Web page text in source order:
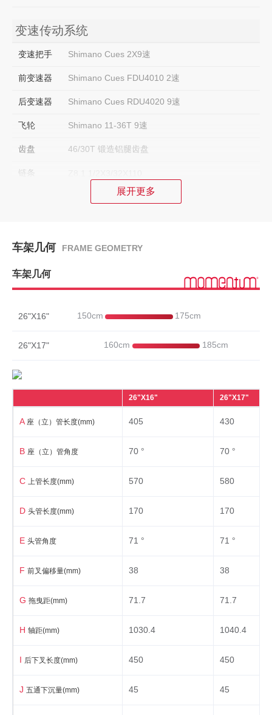
变速传动系统
变速把手 Shimano Cues 2X9速
前变速器 Shimano Cues FDU4010 2速
后变速器 Shimano Cues RDU4020 9速
飞轮 Shimano 11-36T 9速
齿盘 46/30T 锻造铝腿齿盘
链条
刹车
组件
座垫 舒适硅胶座垫
铝合金,30.9mm
把立
铝合金竖杆，高度可调，角度可调(-10~+50°) 前
轮圈 铝合金双层轮圈
花鼓 铝合金培林碟刹花鼓带快拆
其他
除，链盖，可充电锂电池前灯；
展开更多
车架几何 FRAME GEOMETRY
车架几何
26"X16" 150cm 175cm
26"X17" 160cm 185cm
26"X16" 26"X17"
A 座（立）管长度(mm) 405 430
B 座（立）管角度 70 ° 70 °
C 上管长度(mm) 570 580
D 头管长度(mm) 170 170
E 头管角度 71 ° 71 °
F 前叉偏移量(mm) 38 38
G 拖曳距(mm) 71.7 71.7
H 轴距(mm) 1030.4 1040.4
I 后下叉长度(mm) 450 450
J 五通下沉量(mm) 45 45